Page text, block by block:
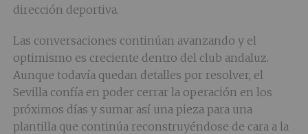
dirección deportiva.
Las conversaciones continúan avanzando y el
optimismo es creciente dentro del club andaluz.
Aunque todavía quedan detalles por resolver, el
Sevilla confía en poder cerrar la operación en los
próximos días y sumar así una pieza para una
plantilla que continúa reconstruyéndose de cara a la